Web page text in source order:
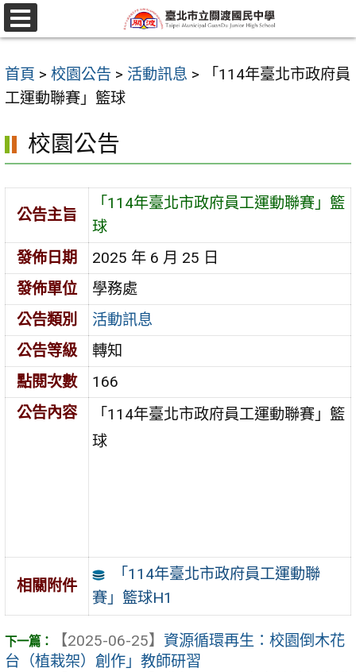
跳
至
要
內
區
選
單
首頁 > 校園公告 > 活動訊息 >
「114年臺北市政府員
工運動聯賽」籃球
校園公告
公告主旨
「114年臺北市政府員工運動聯賽」籃
球
發佈日期
2025 年 6 月 25 日
發佈單位
學務處
公告類別
活動訊息
公告等級
轉知
點閱次數
166
公告內容
「114年臺北市政府員工運動聯賽」籃
球
相關附件
「114年臺北市政府員工運動聯
賽」籃球H1
【2025-06-25】 資源循環再生：校園倒木花
台（植栽架）創作」教師研習